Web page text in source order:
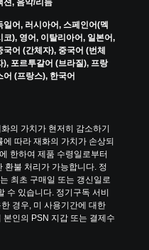
일어, 러시아어, 스페인어(멕
코), 영어, 이탈리아어, 일본어,
국어 (간체자), 중국어 (번체
), 포르투갈어 (브라질), 프랑
어 (프랑스), 한국어
의 가치가 현저히 감소하기
따라 재화의 가치가 손상되
한하여 제품 수령일로부터
환불 처리가 가능합니다. 정
최초 구매일 또는 갱신일로
수 있습니다. 정기구독 서비
경우, 미 사용기간에 대한
인의 PSN 지갑 또는 결제수